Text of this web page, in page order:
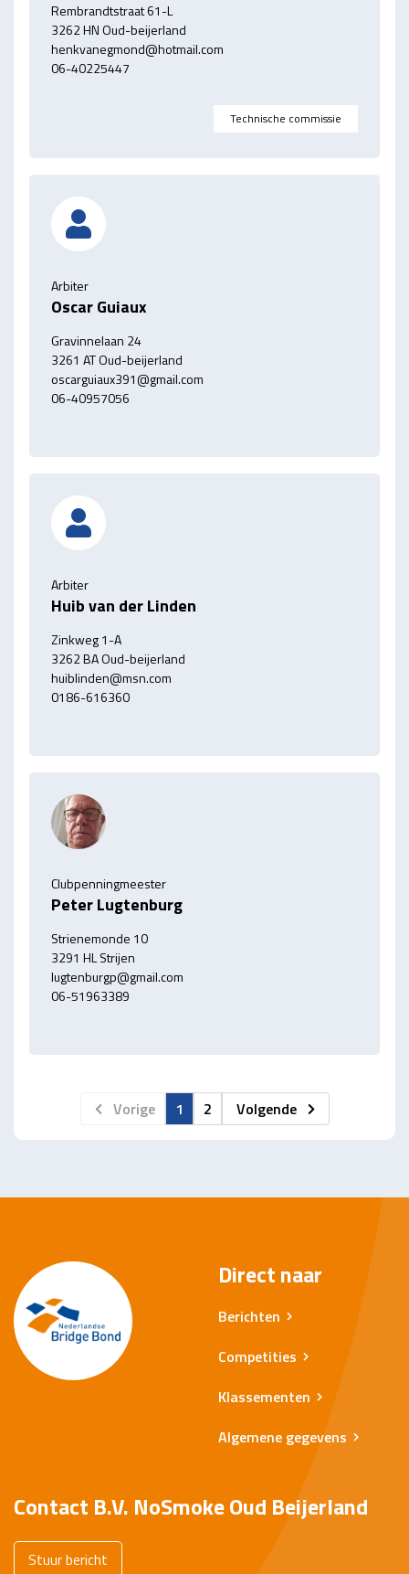
Rembrandtstraat 61-L
3262 HN Oud-beijerland
henkvanegmond@hotmail.com
06-40225447
Technische commissie
Arbiter
Oscar Guiaux
Gravinnelaan 24
3261 AT Oud-beijerland
oscarguiaux391@gmail.com
06-40957056
Arbiter
Huib van der Linden
Zinkweg 1-A
3262 BA Oud-beijerland
huiblinden@msn.com
0186-616360
Clubpenningmeester
Peter Lugtenburg
Strienemonde 10
3291 HL Strijen
lugtenburgp@gmail.com
06-51963389
Vorige 1 2 Volgende
Direct naar
Berichten
Competities
Klassementen
Algemene gegevens
Contact B.V. NoSmoke Oud Beijerland
Stuur bericht